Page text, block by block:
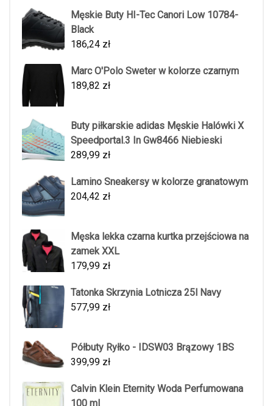
Męskie Buty HI-Tec Canori Low 10784-
Black
186,24 zł
Marc O'Polo Sweter w kolorze czarnym
189,82 zł
Buty piłkarskie adidas Męskie Halówki X
Speedportal.3 In Gw8466 Niebieski
289,99 zł
Lamino Sneakersy w kolorze granatowym
204,42 zł
Męska lekka czarna kurtka przejściowa na
zamek XXL
179,99 zł
Tatonka Skrzynia Lotnicza 25l Navy
577,99 zł
Półbuty Ryłko - IDSW03 Brązowy 1BS
399,99 zł
Calvin Klein Eternity Woda Perfumowana
100 ml